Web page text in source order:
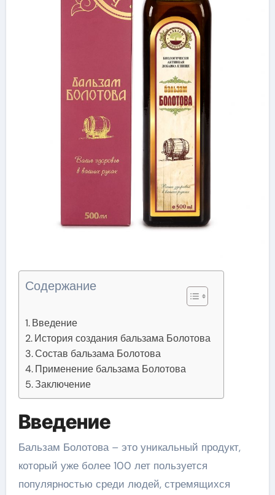
Содержание
Введение
История создания бальзама Болотова
Состав бальзама Болотова
Применение бальзама Болотова
Заключение
Введение
Бальзам Болотова – это уникальный продукт,
который уже более 100 лет пользуется
популярностью среди людей, стремящихся